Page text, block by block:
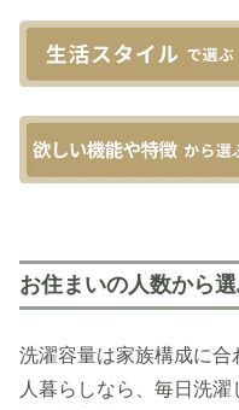
お住まいの人数から
洗濯容量は家族構成に
人暮らしなら、毎日洗